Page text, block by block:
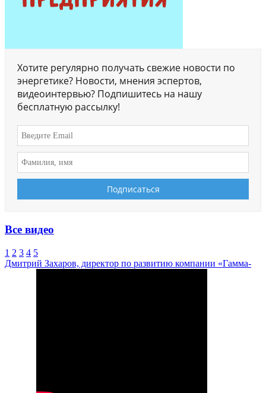
Хотите регулярно получать свежие новости по
энергетике? Новости, мнения эспертов,
видеоинтервью? Подпишитесь на нашу
бесплатную рассылку!
Все видео
1 2 3 4 5
Дмитрий Захаров, директор по развитию компании «Гамма-